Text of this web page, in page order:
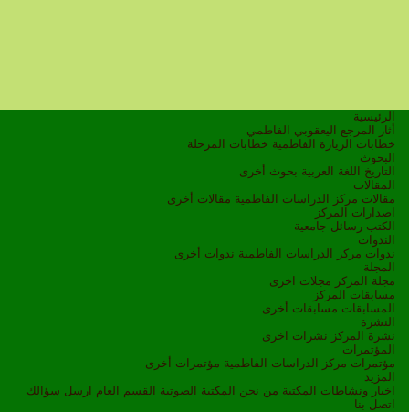
الرئيسية
أثار المرجع اليعقوبي الفاطمي
خطابات الزيارة الفاطمية خطابات المرحلة
البحوث
التاريخ
اللغة العربية بحوث أخرى
المقالات
مقالات مركز الدراسات الفاطمية مقالات أخرى
اصدارات المركز
الكتب رسائل جامعية
الندوات
ندوات مركز الدراسات الفاطمية ندوات أخرى
المجلة
مجلة المركز مجلات اخرى
مسابقات المركز
المسابقات مسابقات أخرى
النشرة
نشرة المركز نشرات اخرى
المؤتمرات
مؤتمرات مركز الدراسات الفاطمية مؤتمرات أخرى
المزيد
اخبار ونشاطات
المكتبة من نحن المكتبة الصوتية القسم العام ارسل سؤالك
اتصل بنا